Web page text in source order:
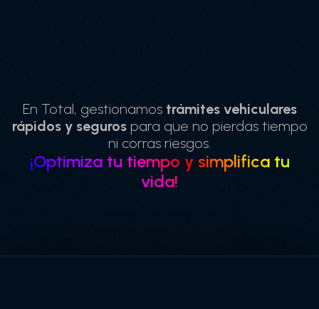
En Total, gestionamos trámites vehiculares
rápidos y segurospara que no pierdas tiempo
ni corras riesgos.
¡Optimiza tu tiempo y simplifica tu
vida!